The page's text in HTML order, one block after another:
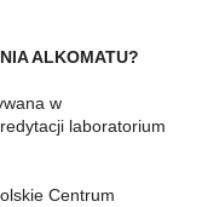
ALKOMATU?
w
laboratorium
Centrum